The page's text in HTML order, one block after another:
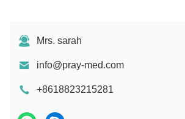
Mrs. sarah
info@pray-med.com
+8618823215281